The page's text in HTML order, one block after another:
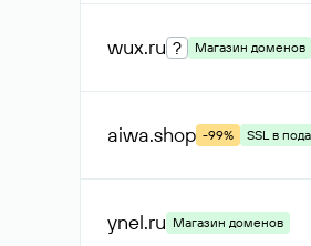
wux.ru ? Магазин доменов
aiwa.shop -99% SSL в
ynel.ru Магазин доменов